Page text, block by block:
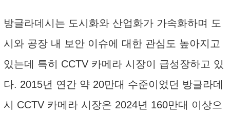
방글라데시는 도시화와 산업화가 가속화하며 도
시와 공장 내 보안 이슈에 대한 관심도 높아지고
있는데 특히 CCTV 카메라 시장이 급성장하고 있
다. 2015년 연간 약 20만대 수준이었던 방글라데
시 CCTV 카메라 시장은 2024년 160만대 이상으